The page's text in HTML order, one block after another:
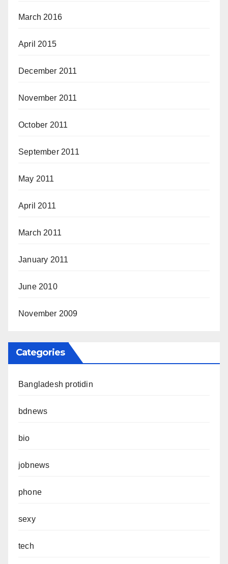
March 2016
April 2015
December 2011
November 2011
October 2011
September 2011
May 2011
April 2011
March 2011
January 2011
June 2010
November 2009
Categories
Bangladesh protidin
bdnews
bio
jobnews
phone
sexy
tech